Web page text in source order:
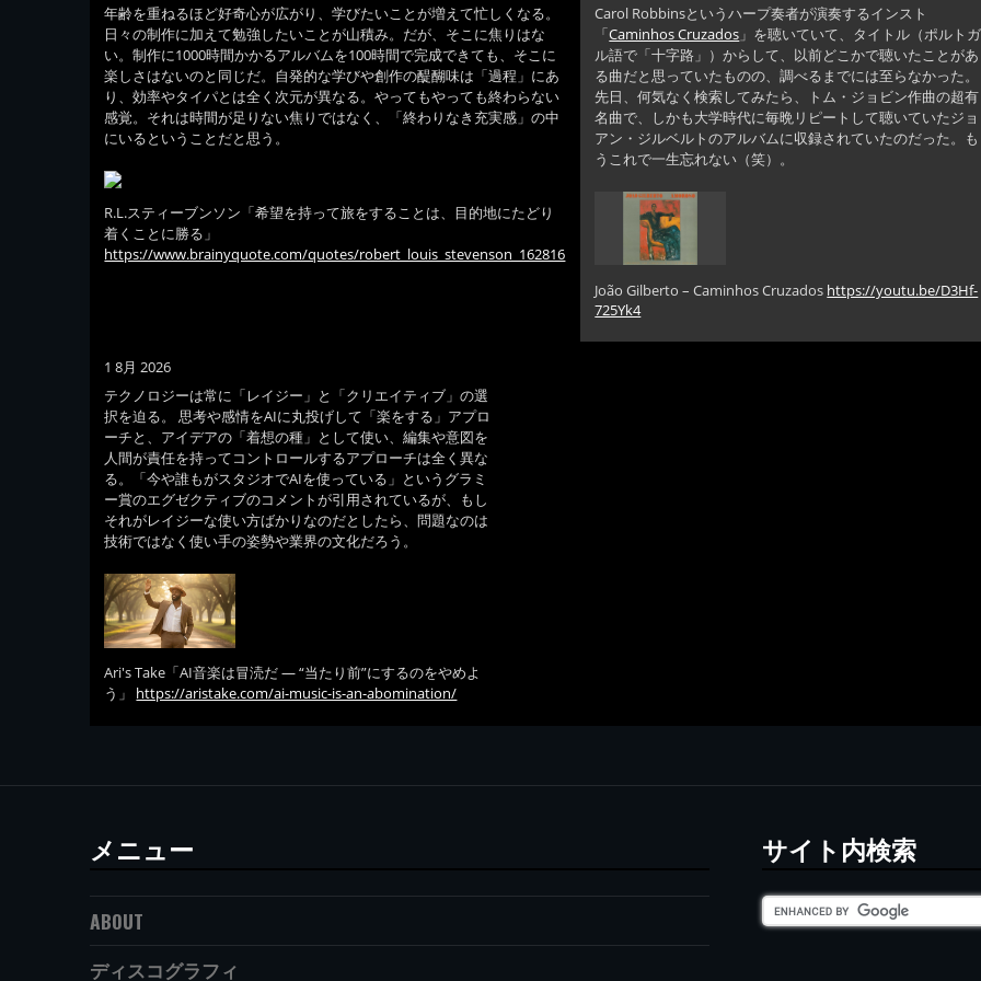
年齢を重ねるほど好奇心が広がり、学びたいことが増えて忙しくなる。
日々の制作に加えて勉強したいことが山積み。だが、そこに焦りはな
い。制作に1000時間かかるアルバムを100時間で完成できても、そこに
楽しさはないのと同じだ。自発的な学びや創作の醍醐味は「過程」にあ
り、効率やタイパとは全く次元が異なる。やってもやっても終わらない
感覚。それは時間が足りない焦りではなく、「終わりなき充実感」の中
にいるということだと思う。
R.L.スティーブンソン「希望を持って旅をすることは、目的地にたどり
着くことに勝る」
https://www.brainyquote.com/quotes/robert_louis_stevenson_162816
Carol Robbinsというハープ奏者が演奏するインスト
「Caminhos Cruzados 」を聴いていて、タイトル（ポルトガ
ル語で「十字路」）からして、以前どこかで聴いたことがあ
る曲だと思っていたものの、調べるまでには至らなかった。
先日、何気なく検索してみたら、トム・ジョビン作曲の超有
名曲で、しかも大学時代に毎晩リピートして聴いていたジョ
アン・ジルベルトのアルバムに収録されていたのだった。も
うこれで一生忘れない（笑）。
João Gilberto – Caminhos Cruzados https://youtu.be/D3Hf-
725Yk4
1 8月 2026
テクノロジーは常に「レイジー」と「クリエイティブ」の選
択を迫る。 思考や感情をAIに丸投げして「楽をする」アプロ
ーチと、アイデアの「着想の種」として使い、編集や意図を
人間が責任を持ってコントロールするアプローチは全く異な
る。「今や誰もがスタジオでAIを使っている」というグラミ
ー賞のエグゼクティブのコメントが引用されているが、もし
それがレイジーな使い方ばかりなのだとしたら、問題なのは
技術ではなく使い手の姿勢や業界の文化だろう。
Ari's Take「AI音楽は冒涜だ — “当たり前”にするのをやめよ
う」 https://aristake.com/ai-music-is-an-abomination/
メニュー
ABOUT
ディスコグラフィ
サイト内検索